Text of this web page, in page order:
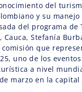
del
y su
del programa de
Cauca, Stefanía
que
uno de los
a nivel
marzo en la capital